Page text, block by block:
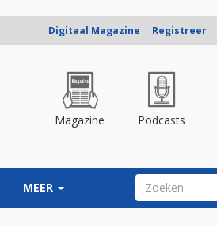
Digitaal Magazine Registreer
Magazine Podcasts
MEER ZOEKVELD